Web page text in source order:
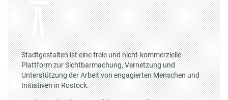
Stadtgestalten ist eine freie und nicht-kommerzielle
Plattform zur Sichtbarmachung, Vernetzung und
Unterstützung der Arbeit von engagierten Menschen und
Initiativen in Rostock.